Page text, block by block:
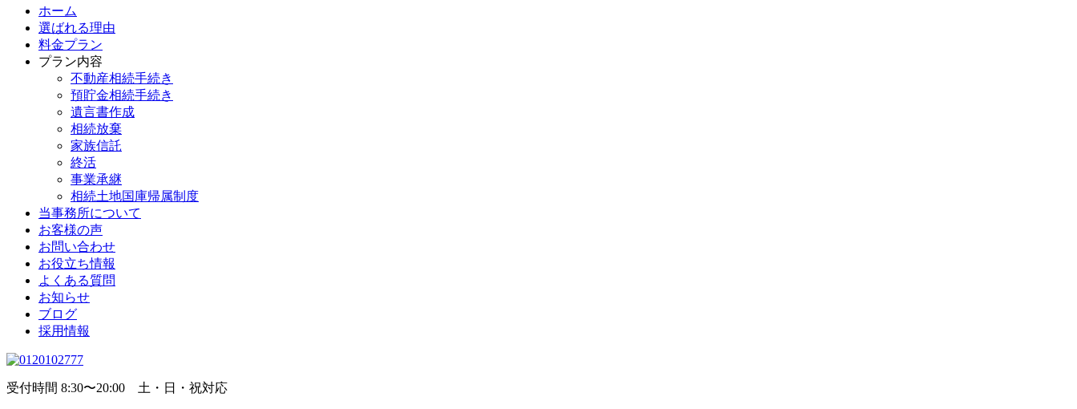
ホーム
選ばれる理由
料金プラン
プラン内容
不動産相続手続き
預貯金相続手続き
遺言書作成
相続放棄
家族信託
終活
事業承継
相続土地国庫帰属制度
当事務所について
お客様の声
お問い合わせ
お役立ち情報
よくある質問
お知らせ
ブログ
採用情報
受付時間 8:30〜20:00 土・日・祝対応